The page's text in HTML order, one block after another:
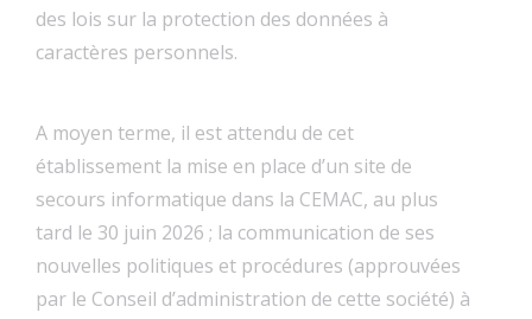
des lois sur la protection des données à
caractères personnels.
A moyen terme, il est attendu de cet
établissement la mise en place d’un site de
secours informatique dans la CEMAC, au plus
tard le 30 juin 2026 ; la communication de ses
nouvelles politiques et procédures (approuvées
par le Conseil d’administration de cette société) à